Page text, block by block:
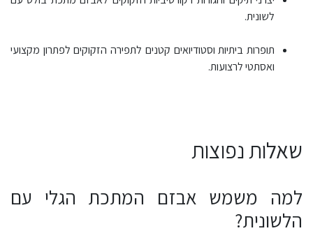
לשונית.
תופרות ביתיות וסטודיואים קטנים לתפירה הזקוקים לפתרון מקצועי
ואסתטי לרצועות.
שאלות נפוצות
למה משמש אבזם המתכת הגלי עם
הלשונית?